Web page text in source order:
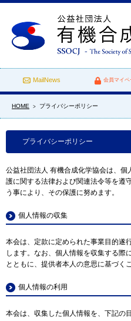
MailNews 会員マイペ
HOME > プライバシーポリシー
プライバシーポリシー
公益社団法人 有機合成化学協会は、
護に関する法律および関連法令等を遵
う事により、その保護に努めます。
個人情報の収集
本会は、定款に定められた事業目的遂
します。なお、個人情報を収集する際
とともに、提供者本人の意思に基づく
個人情報の利用
本会は、収集した個人情報を、下記の